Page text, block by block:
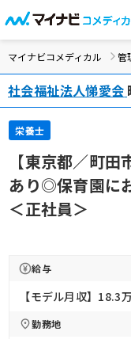
マイナビコメディカル 管
社会福祉法人悌愛会
栄養士
【東京都／町
あり◎保育園に
＜正社員＞
給与
【モデル月収】18.3
勤務地